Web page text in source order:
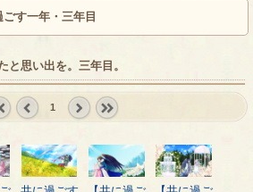
す一年・三年目
と思い出を。三年目。
prev
1